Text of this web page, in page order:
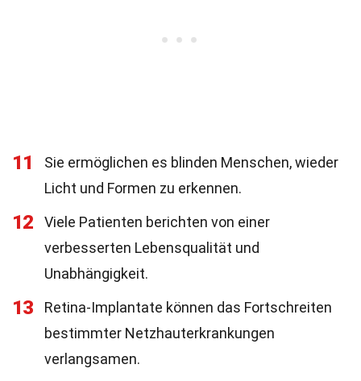
11
Sie ermöglichen es blinden Menschen, wieder
Licht und Formen zu erkennen.
12
Viele Patienten berichten von einer
verbesserten Lebensqualität und
Unabhängigkeit.
13
Retina-Implantate können das Fortschreiten
bestimmter Netzhauterkrankungen
verlangsamen.